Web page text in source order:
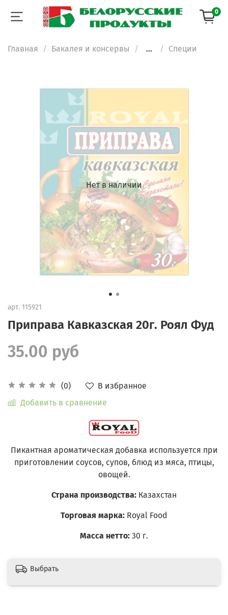
0
Главная Бакалея и консервы ... Специи
Нет в наличии
арт. 115921
Приправа Кавказская 20г. Роял Фуд
(0)
В избранное
Добавить в сравнение
35.00 руб
Пикантная ароматическая добавка используется при
приготовлении соусов, супов, блюд из мяса, птицы,
овощей.
Страна производства: Казахстан
Торговая марка: Royal Food
Масса нетто: 30 г.
Выбрать